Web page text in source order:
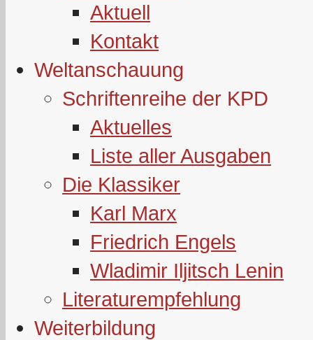
Aktuell
Kontakt
Weltanschauung
Schriftenreihe der KPD
Aktuelles
Liste aller Ausgaben
Die Klassiker
Karl Marx
Friedrich Engels
Wladimir Iljitsch Lenin
Literaturempfehlung
Weiterbildung